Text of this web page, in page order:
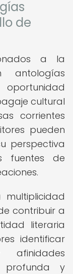
de
a la
antologías
cultural
corrientes
pueden
perspectiva
fuentes de
contribuir a
literaria
identificar
afinidades
profunda y